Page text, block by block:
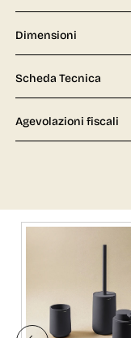
Dimensioni
Scheda Tecnica
Agevolazioni fiscali